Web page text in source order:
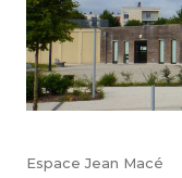
Espace Jean Macé